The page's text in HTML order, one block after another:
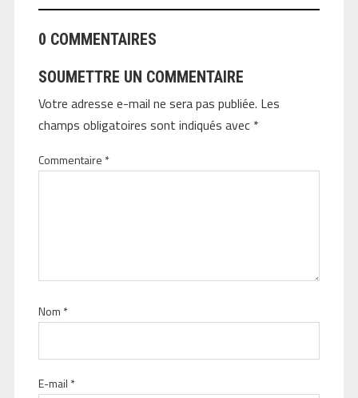
0 COMMENTAIRES
SOUMETTRE UN COMMENTAIRE
Votre adresse e-mail ne sera pas publiée. Les
champs obligatoires sont indiqués avec *
Commentaire *
Nom *
E-mail *